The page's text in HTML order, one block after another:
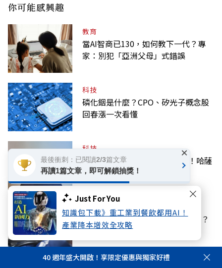
Just For You
知識包下載》重工業到餐飲都用AI！
產業降本增效全攻略
你可能感興趣
教育
當AI智商已130，如何教下一代？專
家：別犯「亞洲父母」式錯誤
科技
磷化銦是什麼？CPO、矽光子概念股
回春漲一次看懂
科技
害Google股價秒崩的人事地震！哈薩
比斯為何堅持實現AGI？
話題
上班遲到一分鐘，得請一小時事假？
律師解答：雇主「這樣做」觸法
40 週年盛大開啟！享限定優惠與獨家好禮
最後衝刺：已閱讀2/3篇文章
再讀1篇文章，即可解鎖抽獎！
×